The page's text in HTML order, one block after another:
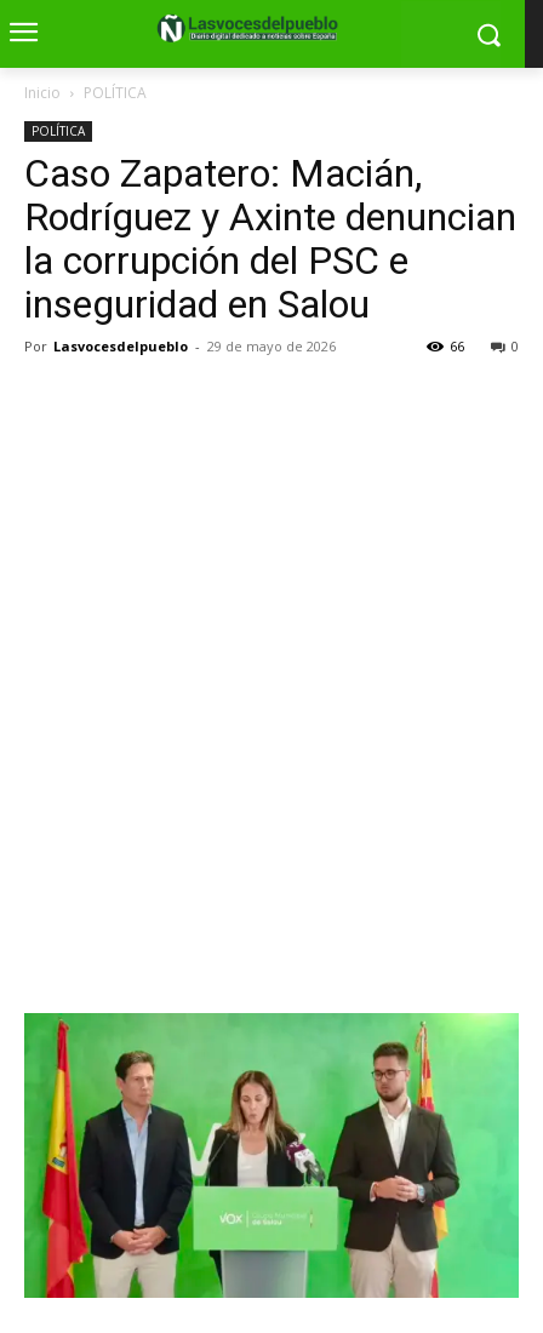
Inicio POLÍTICA
POLÍTICA
Caso Zapatero: Macián,
Rodríguez y Axinte denuncian
la corrupción del PSC e
inseguridad en Salou
Por Lasvocesdelpueblo - 29 de mayo de 2026 0
66